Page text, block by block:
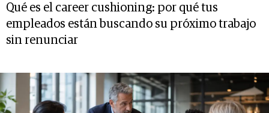
Qué es el career cushioning: por qué tus
empleados están buscando su próximo trabajo
sin renunciar